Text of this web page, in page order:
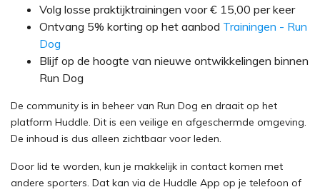
Volg losse praktijktrainingen voor € 15,00 per keer
Ontvang 5% korting op het aanbod Trainingen - Run
Dog
Blijf op de hoogte van nieuwe ontwikkelingen binnen
Run Dog
De community is in beheer van Run Dog en draait op het
platform Huddle. Dit is een veilige en afgeschermde omgeving.
De inhoud is dus alleen zichtbaar voor leden.
Door lid te worden, kun je makkelijk in contact komen met
andere sporters. Dat kan via de Huddle App op je telefoon of